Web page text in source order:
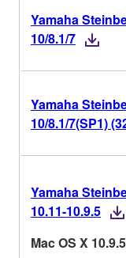
Yamaha
10/8.1/7
Yamaha
10/8.1/7(SP1)
Yamaha
10.11-10.9.5
Mac OS X